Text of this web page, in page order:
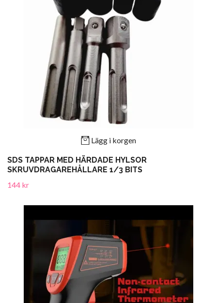
Lägg i korgen
SDS TAPPAR MED HÄRDADE HYLSOR
SKRUVDRAGAREHÅLLARE 1/3 BITS
144 kr